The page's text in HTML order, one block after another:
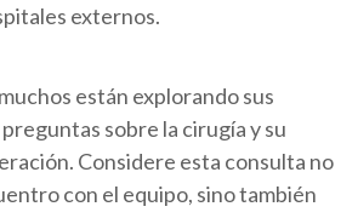
externos.
están explorando sus
sobre la cirugía y su
Considere esta consulta no
con el equipo, sino también